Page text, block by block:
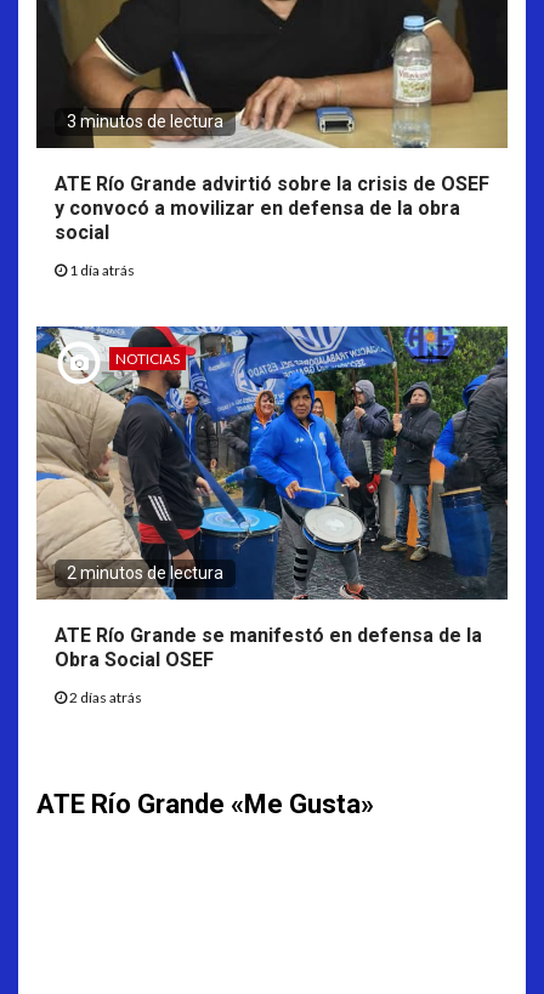
3 minutos de lectura
ATE Río Grande advirtió sobre la crisis de OSEF
y convocó a movilizar en defensa de la obra
social
1 día atrás
NOTICIAS
2 minutos de lectura
ATE Río Grande se manifestó en defensa de la
Obra Social OSEF
2 días atrás
ATE Río Grande «Me Gusta»